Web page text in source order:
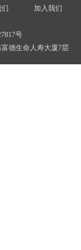
加入我们
号
德生命人寿大厦7层